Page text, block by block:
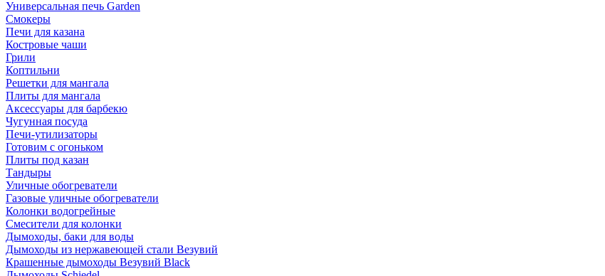
Универсальная печь Garden
Смокеры
Печи для казана
Костровые чаши
Грили
Коптильни
Решетки для мангала
Плиты для мангала
Аксессуары для барбекю
Чугунная посуда
Печи-утилизаторы
Готовим с огоньком
Плиты под казан
Тандыры
Уличные обогреватели
Газовые уличные обогреватели
Колонки водогрейные
Смесители для колонки
Дымоходы, баки для воды
Дымоходы из нержавеющей стали Везувий
Крашенные дымоходы Везувий Black